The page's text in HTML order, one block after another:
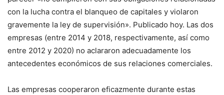
con la lucha contra el blanqueo de capitales y violaron
gravemente la ley de supervisión». Publicado hoy. Las dos
empresas (entre 2014 y 2018, respectivamente, así como
entre 2012 y 2020) no aclararon adecuadamente los
antecedentes económicos de sus relaciones comerciales.
Las empresas cooperaron eficazmente durante estas